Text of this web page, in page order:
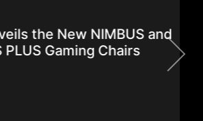
the New NIMBUS and
Gaming Chairs